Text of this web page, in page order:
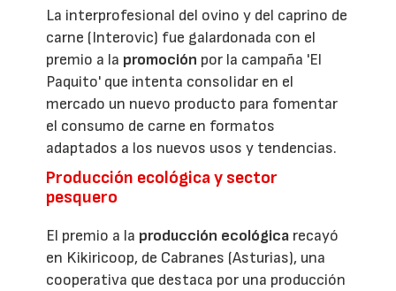
La interprofesional del ovino y del caprino de
carne (Interovic) fue galardonada con el
premio a la promoción por la campaña 'El
Paquito' que intenta consolidar en el
mercado un nuevo producto para fomentar
el consumo de carne en formatos
adaptados a los nuevos usos y tendencias.
Producción ecológica y sector
pesquero
El premio a la producción ecológica recayó
en Kikiricoop, de Cabranes (Asturias), una
cooperativa que destaca por una producción